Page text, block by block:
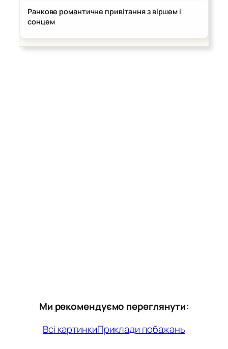
Ранкове романтичне привітання з віршем і
сонцем
Ми рекомендуємо переглянути:
Всі картинкиПриклади побажань